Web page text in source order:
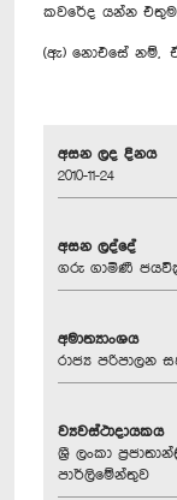
කවරේද යන්න
(ඇ) නොඑසේ නම්,
අසන ලද දිනය
2010-11-24
අසන ලද්දේ
ගරු ගාමිණී
අමාත්‍යාංශය
රාජ්‍ය පරිපාලන
ව්‍යවස්ථාදායකය
ශ්‍රී ලංකා
පාර්ලිමේන්තුව